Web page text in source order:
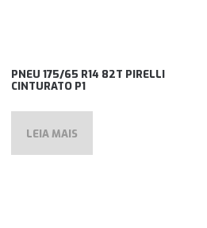
PNEU 175/65 R14 82T PIRELLI
CINTURATO P1
LEIA MAIS